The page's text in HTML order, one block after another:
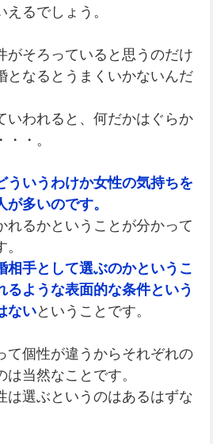
るでしょう。
がそろっていると思うのだけ
となるとうまくいかないんだ
いわれると、何だかはぐらか
・。
ういうわけか女性の気持ちを
多いのです。
れるかということが分かって
相手として選ぶのかというこ
るような表面的な条件という
ないということです。
て個性が違うからそれぞれの
当然なことです。
は選ぶというのはあるはずな